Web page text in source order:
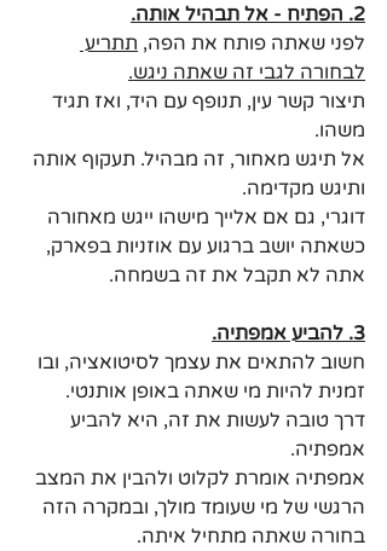
2. הפתיח - אל תבהיל אותה.
לפני שאתה פותח את הפה, תתריע
לבחורה לגבי זה שאתה ניגש.
תיצור קשר עין, תנופף עם היד, ואז תגיד
משהו.
אל תיגש מאחור, זה מבהיל. תעקוף אותה
ותיגש מקדימה.
דוגרי, גם אם אלייך מישהו ייגש מאחורה
כשאתה יושב ברגוע עם אוזניות בפארק,
אתה לא תקבל את זה בשמחה.
3. להביע אמפתיה.
חשוב להתאים את עצמך לסיטואציה, ובו
זמנית להיות מי שאתה באופן אותנטי.
דרך טובה לעשות את זה, היא להביע
אמפתיה.
אמפתיה אומרת לקלוט ולהבין את המצב
הרגשי של מי שעומד מולך, ובמקרה הזה
בחורה שאתה מתחיל איתה.